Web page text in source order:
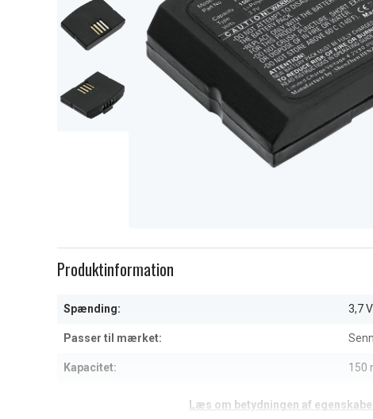
of
Produktinformation
Spænding: 3,7 V
Passer til mærket:
Kapacitet: 150
Læs om betydningen af